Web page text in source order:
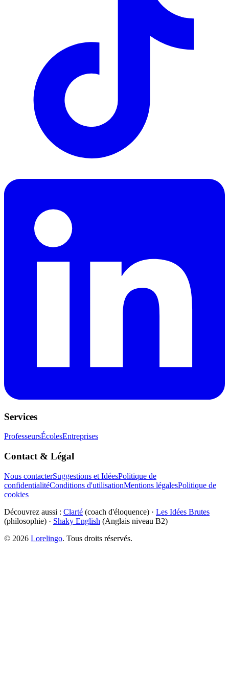
Services
ProfesseursÉcolesEntreprises
Contact & Légal
Nous contacterSuggestions et IdéesPolitique de
confidentialitéConditions d'utilisationMentions légalesPolitique de
cookies
Découvrez aussi : Clarté (coach d'éloquence) · Les Idées Brutes
(philosophie) · Shaky English (Anglais niveau B2)
© 2026 Lorelingo. Tous droits réservés.